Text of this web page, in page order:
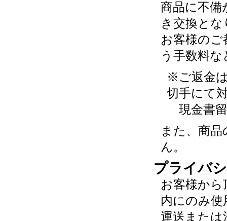
商品に不備
き交換と
お客様のご
う手数料
※ご返金
切手にて
現金書
また、商
ん。
プライバ
お客様か
内にのみ
運送または